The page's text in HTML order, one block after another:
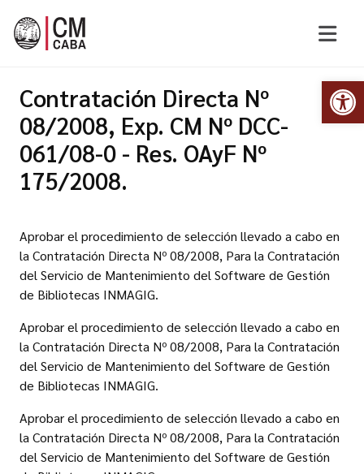
Contratación Directa Nº
08/2008, Exp. CM Nº DCC-
061/08-0 - Res. OAyF Nº
175/2008.
Aprobar el procedimiento de selección llevado a cabo en
la Contratación Directa Nº 08/2008, Para la Contratación
del Servicio de Mantenimiento del Software de Gestión
de Bibliotecas INMAGIG.
Aprobar el procedimiento de selección llevado a cabo en
la Contratación Directa Nº 08/2008, Para la Contratación
del Servicio de Mantenimiento del Software de Gestión
de Bibliotecas INMAGIG.
Aprobar el procedimiento de selección llevado a cabo en
la Contratación Directa Nº 08/2008, Para la Contratación
del Servicio de Mantenimiento del Software de Gestión